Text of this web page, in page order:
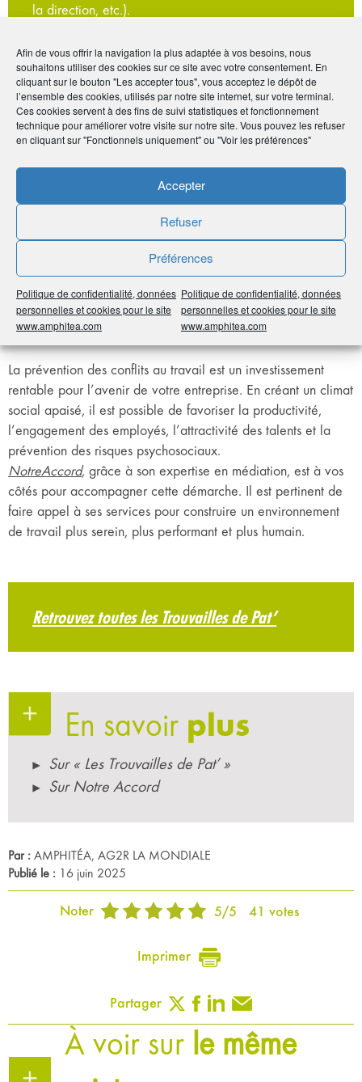
Afin de vous offrir la navigation la plus adaptée à vos besoins, nous
souhaitons utiliser des cookies sur ce site avec votre consentement. En
cliquant sur le bouton "Les accepter tous", vous acceptez le dépôt de
l’ensemble des cookies, utilisés par notre site internet, sur votre terminal.
Ces cookies servent à des fins de suivi statistiques et fonctionnement
technique pour améliorer votre visite sur notre site. Vous pouvez les refuser
en cliquant sur "Fonctionnels uniquement" ou "Voir les préférences"
Accepter
Refuser
Préférences
Politique de confidentialité, données
personnelles et cookies pour le site
www.amphitea.com
Politique de confidentialité, données
personnelles et cookies pour le site
www.amphitea.com
la direction, etc.).
• Une approche personnalisée Un réseau de
médiateurs professionnels
• Un gain de temps et d’argent
• La préservation des relations
• La confidentialité
Pour bénéficier d’une réduction de 20% sur le
premier entretien de médiation, aussi appelé «
entretien de cadrage » avec un professionnel,
cliquez ici.
Un investissement rentable pour l’avenir
La prévention des conflits au travail est un investissement
rentable pour l’avenir de votre entreprise. En créant un climat
social apaisé, il est possible de favoriser la productivité,
l’engagement des employés, l’attractivité des talents et la
prévention des risques psychosociaux.
NotreAccord, grâce à son expertise en médiation, est à vos
côtés pour accompagner cette démarche. Il est pertinent de
faire appel à ses services pour construire un environnement
de travail plus serein, plus performant et plus humain.
Retrouvez toutes les Trouvailles de Pat’
En savoir plus
Sur « Les Trouvailles de Pat’ »
Sur Notre Accord
Par : AMPHITÉA, AG2R LA MONDIALE
Publié le : 16 juin 2025
Noter 5/5 41 votes
Imprimer
Partager
À voir sur le même